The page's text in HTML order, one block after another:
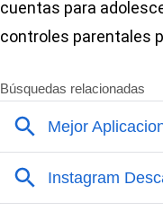
cuentas para
controles parentales